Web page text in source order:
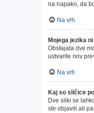
na napako, da
Na vrh
Mojega jezika
Obstajata dve
ustvarite nov
Na vrh
Kaj so sličice
Dve sliki se
ste objavili ali